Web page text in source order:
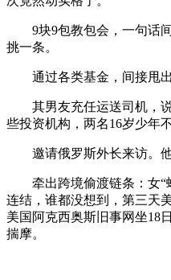
9块9包教包会，一句话间
挑一条。
通过各类基金，间接甩出
其男友充任运送司机，说
些投资机构，两名16岁少年
邀请俄罗斯外长来访。他
牵出跨境偷渡链条：女“蛇
连结，谁都没想到，第三天
美国阿克西奥斯旧事网坐18
揣摩。